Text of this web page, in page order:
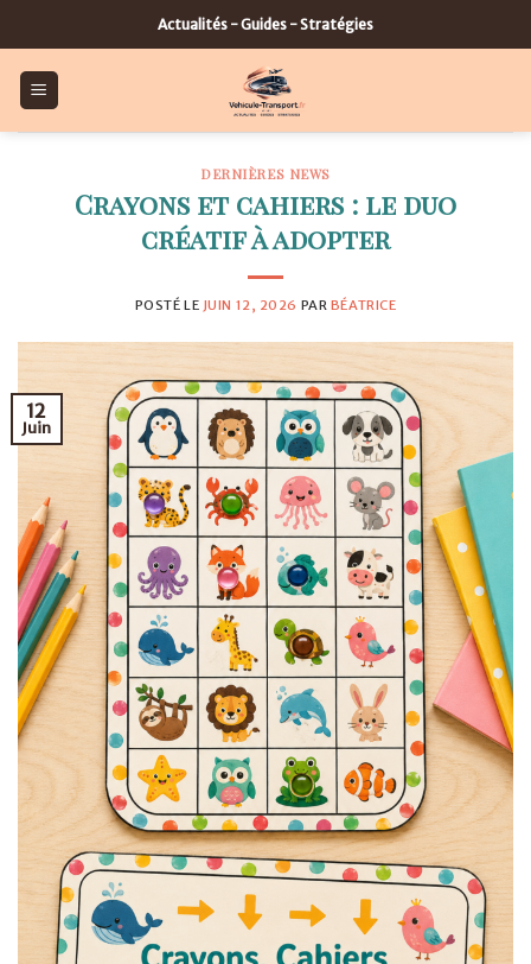
to
content
Actualités - Guides - Stratégies
DERNIÈRES NEWS
Crayons et cahiers : le duo
créatif à adopter
POSTÉ LE JUIN 12, 2026 PAR BÉATRICE
12
Juin